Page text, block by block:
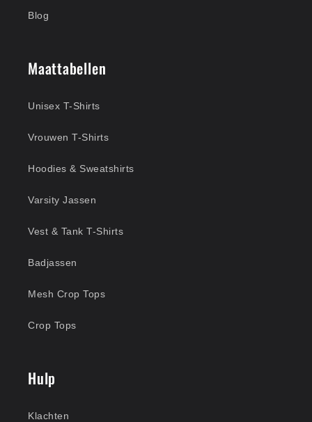
Blog
Maattabellen
Unisex T-Shirts
Vrouwen T-Shirts
Hoodies & Sweatshirts
Varsity Jassen
Vest & Tank T-Shirts
Badjassen
Mesh Crop Tops
Crop Tops
Hulp
Klachten